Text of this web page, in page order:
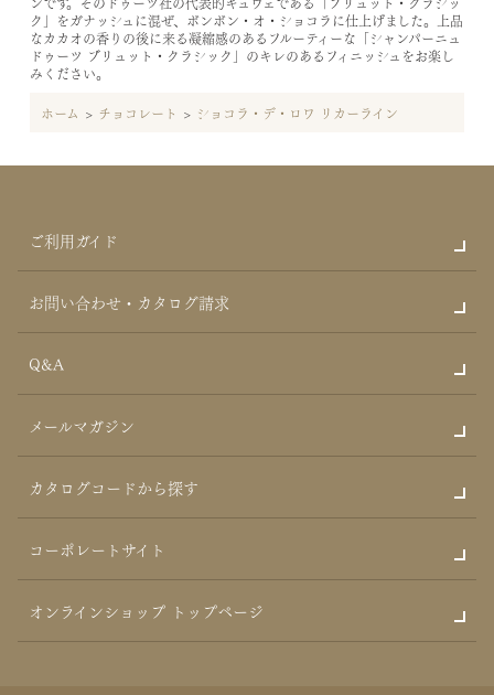
ク」をガナッシュに混ぜ、ボンボン・オ・ショコラに仕上げました。上品
なカカオの香りの後に来る凝縮感のあるフルーティーな「シャンパーニュ
ドゥーツ ブリュット・クラシック」のキレのあるフィニッシュをお楽し
みください。
ホーム > チョコレート > ショコラ・デ・ロワ リカーライン
ご利用ガイド
お問い合わせ・カタログ請求
Q&A
メールマガジン
カタログコードから探す
コーポレートサイト
オンラインショップ トップページ